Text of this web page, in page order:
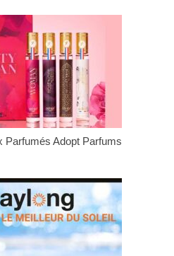
Parfumés Adopt Parfums